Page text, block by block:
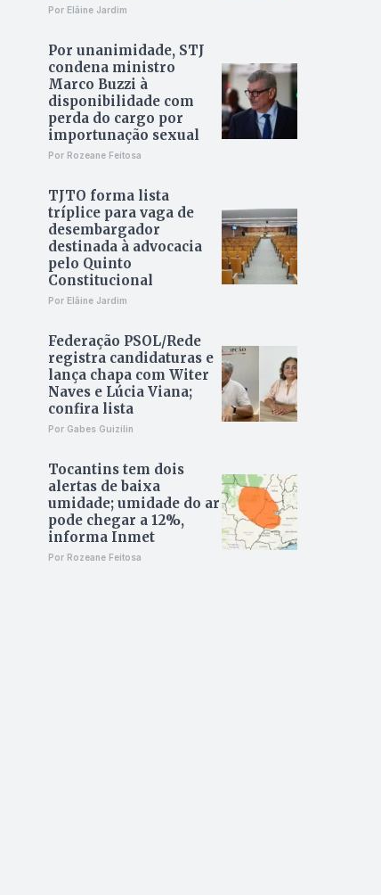
Por Elâine Jardim
Por unanimidade, STJ
condena ministro
Marco Buzzi à
disponibilidade com
perda do cargo por
importunação sexual
Por Rozeane Feitosa
TJTO forma lista
tríplice para vaga de
desembargador
destinada à advocacia
pelo Quinto
Constitucional
Por Elâine Jardim
Federação PSOL/Rede
registra candidaturas e
lança chapa com Witer
Naves e Lúcia Viana;
confira lista
Por Gabes Guizilin
Tocantins tem dois
alertas de baixa
umidade; umidade do ar
pode chegar a 12%,
informa Inmet
Por Rozeane Feitosa